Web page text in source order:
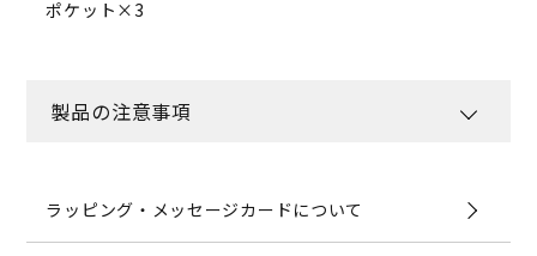
ポケット×3
製品の注意事項
ラッピング・メッセージカードについて